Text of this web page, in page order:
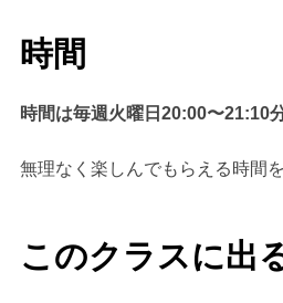
時間
時間は毎週火曜日20:00〜21:10
無理なく楽しんでもらえる時間
このクラスに出